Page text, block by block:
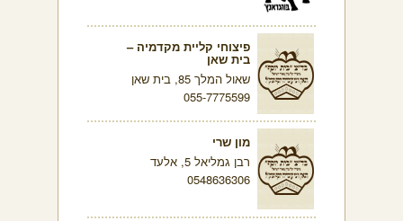
פיצוחי קליית מקדמיה –
בית שאן
שאול המלך 85, בית שאן
055-7775599
מון שרי
רבן גמליאל 5, אלעד
0548636306